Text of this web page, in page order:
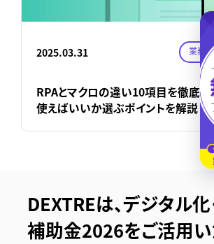
2025.03.31 業務
RPAとマクロの違い10項目を徹底比
使えばいいか選ぶポイントを解説
DEXTREは、デジタル化
補助金2026をご活用